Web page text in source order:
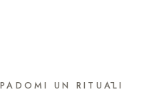
PADOMI UN RITUĀLI